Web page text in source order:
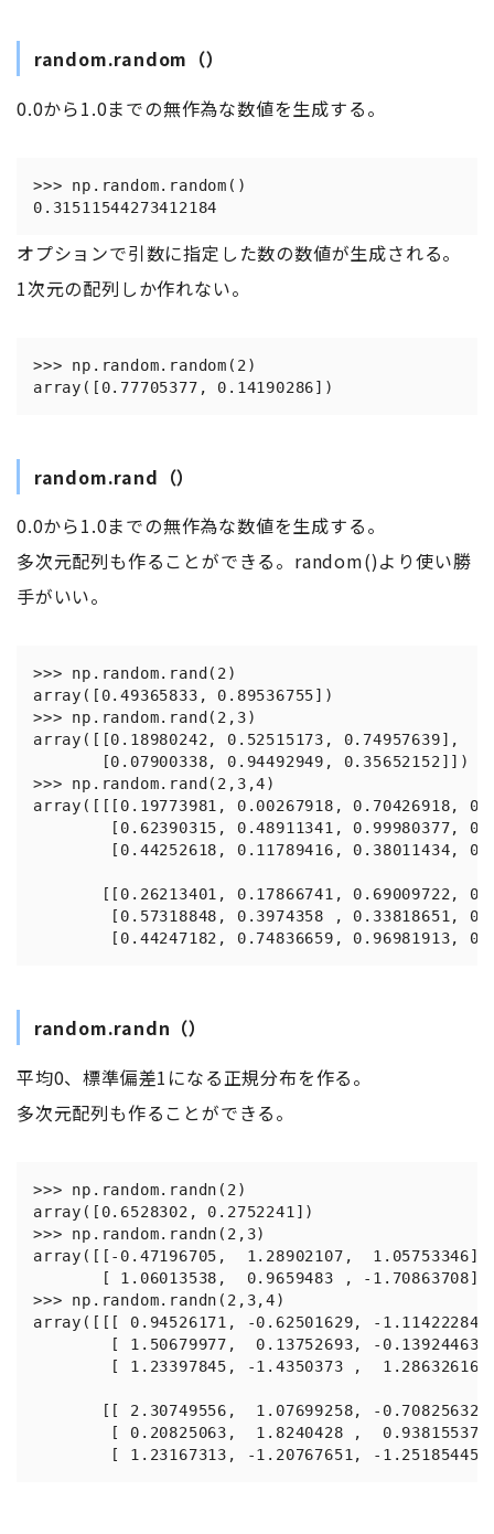
random.random（）
0.0から1.0までの無作為な数値を生成する。
>>> np.random.random()
0.31511544273412184
オプションで引数に指定した数の数値が生成される。
1次元の配列しか作れない。
>>> np.random.random(2)
random.rand（）
0.0から1.0までの無作為な数値を生成する。
多次元配列も作ることができる。random()より使い勝
手がいい。
>>> np.random.rand(2)
array([0.49365833, 0.89536755])
>>> np.random.rand(2,3)
array([[0.18980242, 0.52515173, 0.74957639],
       [0.07900338, 0.94492949, 0.35652152]])
>>> np.random.rand(2,3,4)
array([[[0.19773981, 0.00267918, 0.70426918,
[0.62390315, 0.48911341, 0.99980377,
[0.44252618, 0.11789416, 0.38011434,
[[0.26213401, 0.17866741, 0.69009722,
[0.57318848, 0.3974358 , 0.33818651,
[0.44247182, 0.74836659, 0.96981913,
random.randn（）
平均0、標準偏差1になる正規分布を作る。
多次元配列も作ることができる。
>>> np.random.randn(2)
array([0.6528302, 0.2752241])
>>> np.random.randn(2,3)
array([[-0.47196705,  1.28902107,  1.05753346],
[ 1.06013538,  0.9659483 , -
>>> np.random.randn(2,3,4)
array([[[ 0.94526171, -0.62501629, -
[ 1.50679977,  0.13752693, -
[ 1.23397845, -1.4350373 ,
[[ 2.30749556,  1.07699258, -
[ 0.20825063,  1.8240428 ,
[ 1.23167313, -1.20767651, -